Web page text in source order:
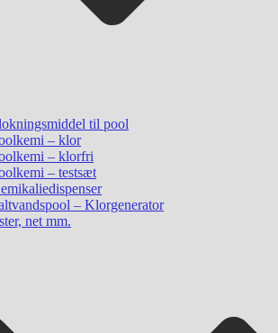
til pool
– klor
– klorfri
– testsæt
– Klorgenerator
net mm.